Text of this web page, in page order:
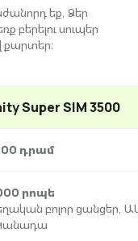
եք, Ձեր
բերելու սուպեր
քարտեր։
Super SIM 3500
դրամ
րոպե
բոլոր ցանցեր,